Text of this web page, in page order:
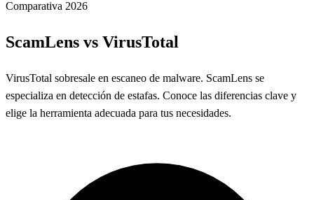
Comparativa 2026
ScamLens vs VirusTotal
VirusTotal sobresale en escaneo de malware. ScamLens se
especializa en detección de estafas. Conoce las diferencias clave y
elige la herramienta adecuada para tus necesidades.